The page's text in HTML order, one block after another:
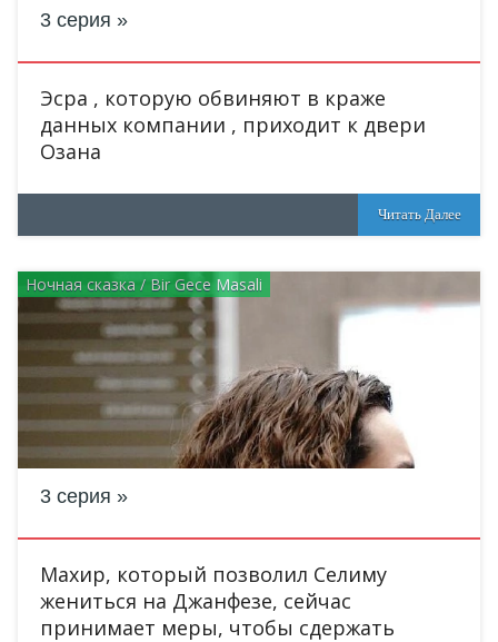
3 серия
Эсра , которую обвиняют в краже
данных компании , приходит к двери
Озана
Читать Далее
Ночная сказка / Bir Gece Masali
3 серия
Махир, который позволил Селиму
жениться на Джанфезе, сейчас
принимает меры, чтобы сдержать